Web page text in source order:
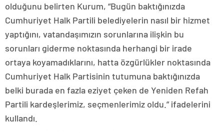
olduğunu belirten Kurum, “Bugün baktığınızda
Cumhuriyet Halk Partili belediyelerin nasıl bir hizmet
yaptığını, vatandaşımızın sorunlarına ilişkin bu
sorunları giderme noktasında herhangi bir irade
ortaya koyamadıklarını, hatta özgürlükler noktasında
Cumhuriyet Halk Partisinin tutumuna baktığınızda
belki burada en fazla eziyet çeken de Yeniden Refah
Partili kardeşlerimiz, seçmenlerimiz oldu.” ifadelerini
kullandı.